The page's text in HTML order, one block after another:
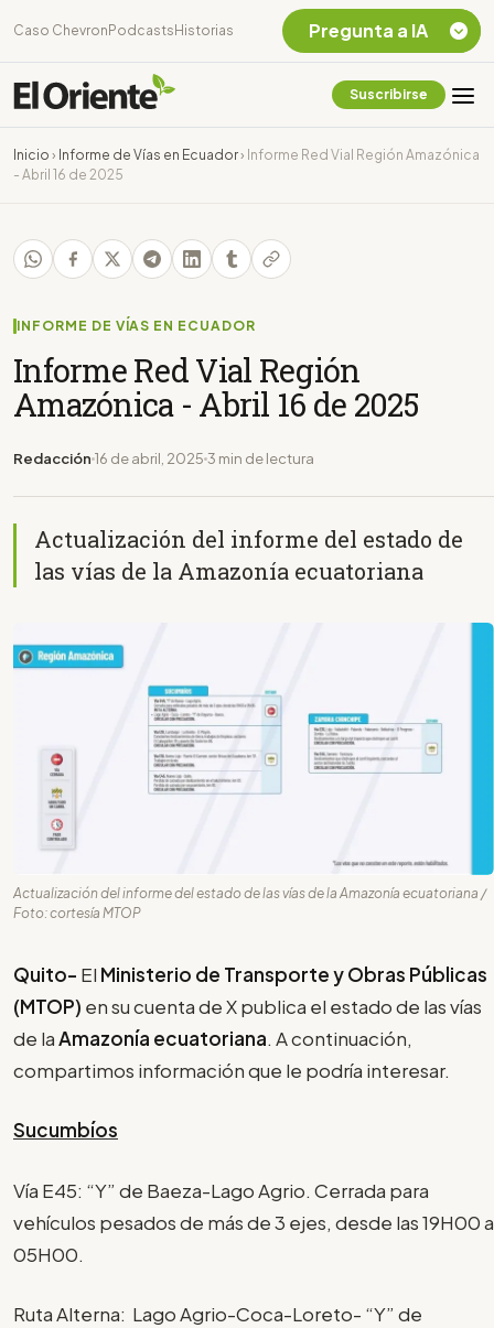
Caso Chevron Podcasts Historias
Suscribirse
Inicio › Informe de Vías en Ecuador› Informe Red Vial Región Amazónica
- Abril 16 de 2025
INFORME DE VÍAS EN ECUADOR
Informe Red Vial Región
Amazónica - Abril 16 de 2025
Redacción 16 de abril, 2025 3 min de lectura
Actualización del informe del estado de
las vías de la Amazonía ecuatoriana
Actualización del informe del estado de las vías de la Amazonía ecuatoriana /
Foto: cortesía MTOP
Quito- El Ministerio de Transporte y Obras Públicas
(MTOP) en su cuenta de X publica el estado de las vías
de laAmazonía ecuatoriana. A continuación,
compartimos información que le podría interesar.
Sucumbíos
Vía E45: “Y” de Baeza-Lago Agrio. Cerrada para
vehículos pesados de más de 3 ejes, desde las 19H00 a
05H00.
Ruta Alterna: Lago Agrio-Coca-Loreto- “Y” de
Pregunta a IA
Chevron Ecuador